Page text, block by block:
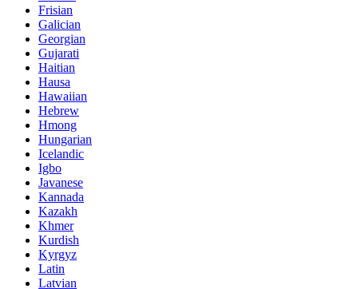
Frisian
Galician
Georgian
Gujarati
Haitian
Hausa
Hawaiian
Hebrew
Hmong
Hungarian
Icelandic
Igbo
Javanese
Kannada
Kazakh
Khmer
Kurdish
Kyrgyz
Latin
Latvian